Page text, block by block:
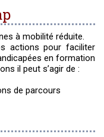
à mobilité réduite.
actions pour faciliter
en formation
il peut s’agir de :
de parcours